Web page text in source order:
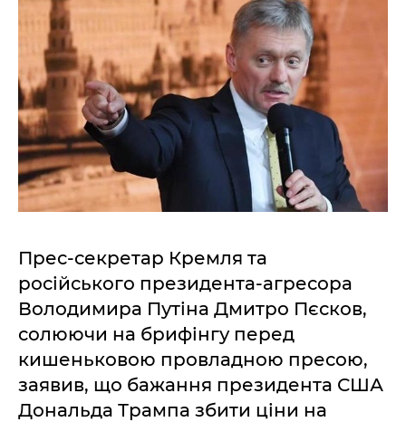
Прес-секретар Кремля та
російського президента-агресора
Володимира Путіна Дмитро Пєсков,
солюючи на брифінгу перед
кишеньковою провладною пресою,
заявив, що бажання президента США
Дональда Трампа збити ціни на